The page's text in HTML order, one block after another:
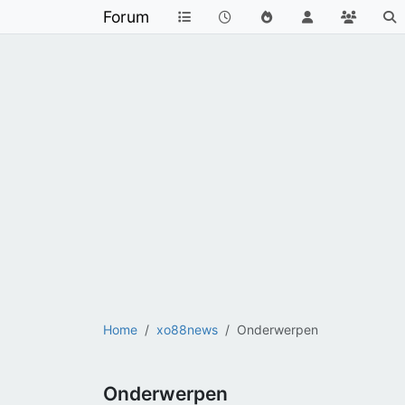
Forum
Home xo88news Onderwerpen
Onderwerpen